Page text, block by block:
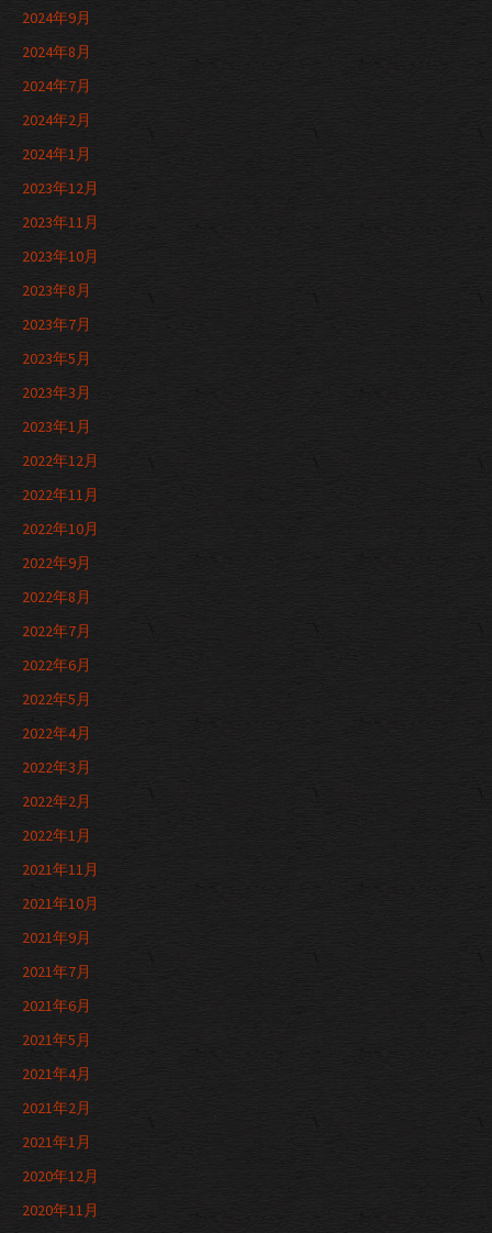
2024年9月
2024年8月
2024年7月
2024年2月
2024年1月
2023年12月
2023年11月
2023年10月
2023年8月
2023年7月
2023年5月
2023年3月
2023年1月
2022年12月
2022年11月
2022年10月
2022年9月
2022年8月
2022年7月
2022年6月
2022年5月
2022年4月
2022年3月
2022年2月
2022年1月
2021年11月
2021年10月
2021年9月
2021年7月
2021年6月
2021年5月
2021年4月
2021年2月
2021年1月
2020年12月
2020年11月